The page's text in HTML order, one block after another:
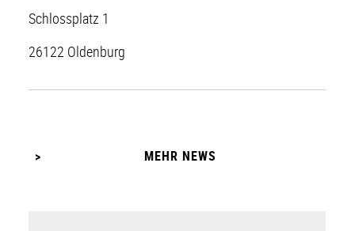
Schlossplatz 1
26122 Oldenburg
MEHR NEWS